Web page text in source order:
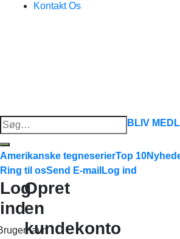
Kontakt Os
Søg
efter:
BLIV
Amerikanske tegneserierTop 10
Ring til osSend E-mail Log ind
Log
ind
Opret
en
kundekonto